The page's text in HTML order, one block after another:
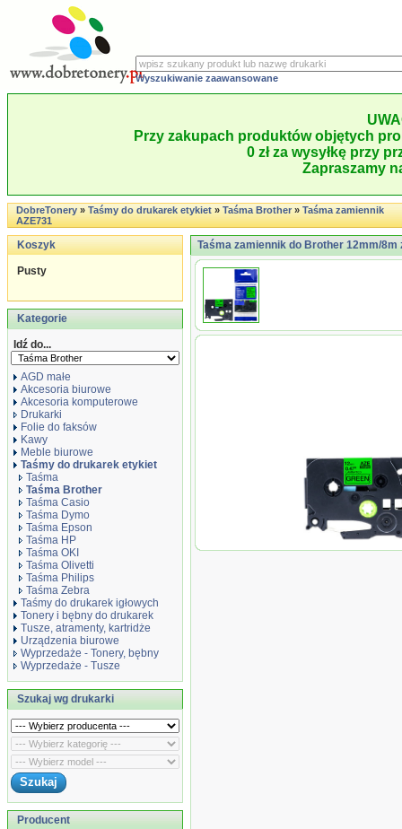
Wyszukiwanie zaawansowane
Przy zakupach produktów objętych
0 zł za wysyłkę przy
Zapraszamy
DobreTonery»Taśmy do drukarek etykiet»Taśma Brother»Taśma zamiennik
AZE731
Koszyk
Pusty
Kategorie
Idź do...
AGD małe
Akcesoria biurowe
Akcesoria komputerowe
Drukarki
Folie do faksów
Kawy
Meble biurowe
Taśmy do drukarek etykiet
Taśma
Taśma Brother
Taśma Casio
Taśma Dymo
Taśma Epson
Taśma HP
Taśma OKI
Taśma Olivetti
Taśma Philips
Taśma Zebra
Taśmy do drukarek igłowych
Tonery i bębny do drukarek
Tusze, atramenty, kartridże
Urządzenia biurowe
Wyprzedaże - Tonery, bębny
Wyprzedaże - Tusze
Szukaj wg drukarki
Producent
Taśma zamiennik do Brother 12mm/8m
Taśma zamiennik